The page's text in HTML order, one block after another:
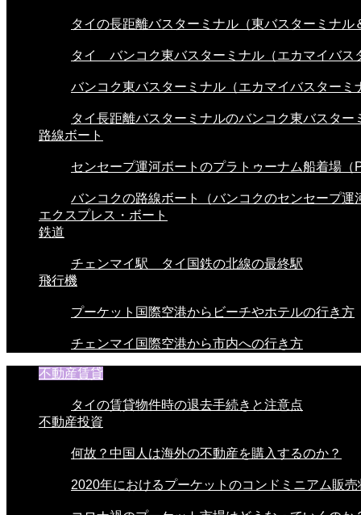
タイの長距離バスターミナル（東バスターミナル
タイ バンコク東バスターミナル（エカマイバス
バンコク東バスターミナル（エカマイバスターミ
タイ長距離バスターミナルのバンコク東バスター
路線ボート
センセープ運河ボートのプラトゥーナム船着場（
バンコクの路線ボート（バンコクのセンセープ運
エクスプレス・ボート
鉄道
チェンマイ駅 タイ国鉄の北線の最終駅
飛行機
プーケット国際空港からビーチやホテルの行き方
チェンマイ国際空港から市内への行き方
不動産賃貸
タイの賃貸物件時の退去手続きと注意点
不動産投資
何故？中国人は海外の不動産を購入するのか？
2020年におけるプーケットのコンドミニアム販売